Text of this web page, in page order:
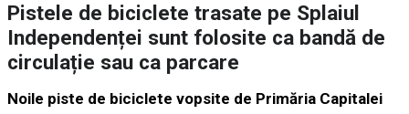
Pistele de biciclete trasate pe Splaiul
Independenței sunt folosite ca bandă de
circulație sau ca parcare
Noile piste de biciclete vopsite de Primăria Capitalei